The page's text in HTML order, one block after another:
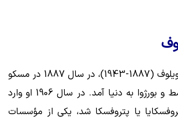
نیکولای ایوانوویچ واویلوف (1887-1943)، در سال 1887 در مسکو
در خانواده ای متوسط و بورژوا به دنیا آمد. در سال 1906 او وارد
یا پتروفسکا شد، یکی از مؤسسات